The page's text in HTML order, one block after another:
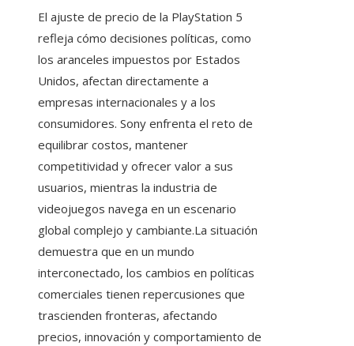
El ajuste de precio de la PlayStation 5
refleja cómo decisiones políticas, como
los aranceles impuestos por Estados
Unidos, afectan directamente a
empresas internacionales y a los
consumidores. Sony enfrenta el reto de
equilibrar costos, mantener
competitividad y ofrecer valor a sus
usuarios, mientras la industria de
videojuegos navega en un escenario
global complejo y cambiante.La situación
demuestra que en un mundo
interconectado, los cambios en políticas
comerciales tienen repercusiones que
trascienden fronteras, afectando
precios, innovación y comportamiento de